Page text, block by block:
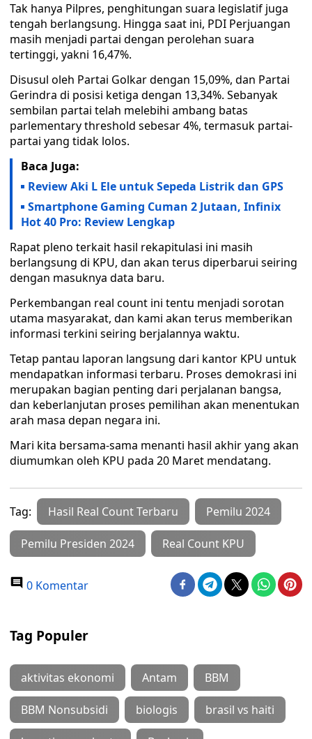
Tak hanya Pilpres, penghitungan suara legislatif juga
tengah berlangsung. Hingga saat ini, PDI Perjuangan
masih menjadi partai dengan perolehan suara
tertinggi, yakni 16,47%.
Disusul oleh Partai Golkar dengan 15,09%, dan Partai
Gerindra di posisi ketiga dengan 13,34%. Sebanyak
sembilan partai telah melebihi ambang batas
parlementary threshold sebesar 4%, termasuk partai-
partai yang tidak lolos.
Baca Juga:
Review Aki L Ele untuk Sepeda Listrik dan GPS
Smartphone Gaming Cuman 2 Jutaan, Infinix
Hot 40 Pro: Review Lengkap
Rapat pleno terkait hasil rekapitulasi ini masih
berlangsung di KPU, dan akan terus diperbarui seiring
dengan masuknya data baru.
Perkembangan real count ini tentu menjadi sorotan
utama masyarakat, dan kami akan terus memberikan
informasi terkini seiring berjalannya waktu.
Tetap pantau laporan langsung dari kantor KPU untuk
mendapatkan informasi terbaru. Proses demokrasi ini
merupakan bagian penting dari perjalanan bangsa,
dan keberlanjutan proses pemilihan akan menentukan
arah masa depan negara ini.
Mari kita bersama-sama menanti hasil akhir yang akan
diumumkan oleh KPU pada 20 Maret mendatang.
Tag: Hasil Real Count Terbaru Pemilu 2024
Pemilu Presiden 2024 Real Count KPU
0 Komentar
Tag Populer
aktivitas ekonomi Antam BBM
BBM Nonsubsidi biologis brasil vs haiti